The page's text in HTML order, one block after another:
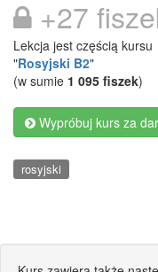
+27
Lekcja jest częścią kursu
"Rosyjski B2"
(w sumie 1 095 fiszek)
Wypróbuj kurs za
rosyjski